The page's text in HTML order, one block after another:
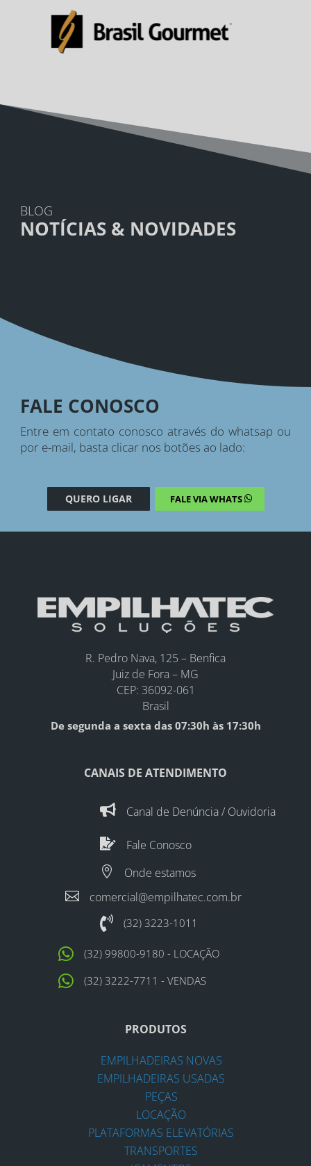
BLOG
NOTÍCIAS & NOVIDADES
FALE CONOSCO
Entre em contato conosco através do whatsap ou
por e-mail, basta clicar nos botões ao lado:
QUERO LIGAR FALE VIA WHATS
R. Pedro Nava, 125 – Benfica
Juiz de Fora – MG
CEP: 36092-061
Brasil
De segunda a sexta das 07:30h às 17:30h
CANAIS DE ATENDIMENTO
 Canal de Denúncia / Ouvidoria
 Fale Conosco
 Onde estamos
 comercial@empilhatec.com.br
 (32) 3223-1011
 (32) 99800-9180 - LOCAÇÃO
 (32) 3222-7711 - VENDAS
PRODUTOS
EMPILHADEIRAS NOVAS
EMPILHADEIRAS USADAS
PEÇAS
LOCAÇÃO
PLATAFORMAS ELEVATÓRIAS
TRANSPORTES